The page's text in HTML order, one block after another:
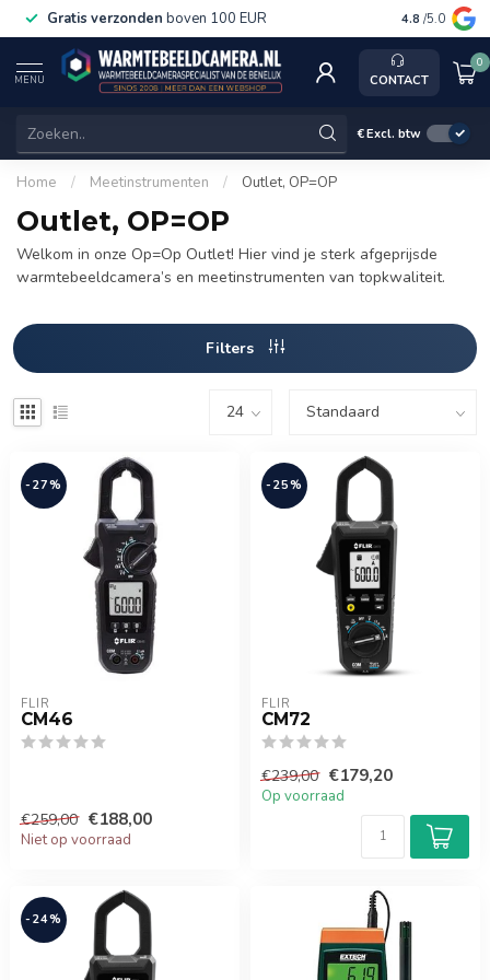
Gratis verzonden boven 100 EUR Service,
4.8 /5.0
MENU CONTACT
0
€Excl. btw
Home / Meetinstrumenten / Outlet, OP=OP
Outlet, OP=OP
Welkom in onze Op=Op Outlet! Hier vind je sterk afgeprijsde
warmtebeeldcamera’s en meetinstrumenten van topkwaliteit.
Filters
-27%
FLIR
CM46
€259,00 €188,00
Niet op voorraad
-25%
FLIR
CM72
€239,00 €179,20
Op voorraad
-24%